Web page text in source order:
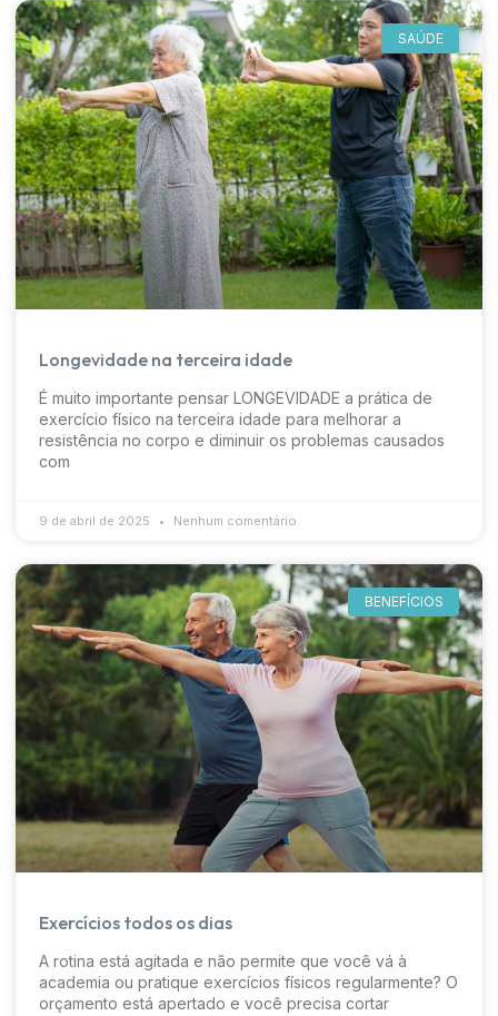
SAÚDE
Longevidade na terceira idade
É muito importante pensar LONGEVIDADE a prática de
exercício físico na terceira idade para melhorar a
resistência no corpo e diminuir os problemas causados
com
9 de abril de 2025 Nenhum comentário
BENEFÍCIOS
Exercícios todos os dias
A rotina está agitada e não permite que você vá à
academia ou pratique exercícios físicos regularmente? O
orçamento está apertado e você precisa cortar